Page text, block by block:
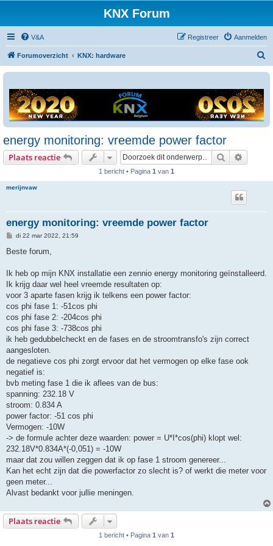
KNX Forum
V&A Aanmelden
Registreer
Forumoverzicht KNX: hardware
energy monitoring: vreemde power factor
Plaats reactie Zoek
1 bericht • Pagina 1 van 1
merijnvaw
energy monitoring: vreemde power factor
B
r
h
di 22 mar 2022, 21:59
Beste forum,
Ik heb op mijn KNX installatie een zennio energy monitoring geïnstalleerd.
Ik krijg daar wel heel vreemde resultaten op:
voor 3 aparte fasen krijg ik telkens een power factor:
cos phi fase 1: -51cos phi
cos phi fase 2: -204cos phi
cos phi fase 3: -738cos phi
ik heb gedubbelcheckt en de fases en de stroomtransfo's zijn correct
aangesloten.
de negatieve cos phi zorgt ervoor dat het vermogen op elke fase ook
negatief is:
bvb meting fase 1 die ik aflees van de bus:
spanning: 232.18 V
stroom: 0.834 A
power factor: -51 cos phi
Vermogen: -10W
-> de formule achter deze waarden: power = U*I*cos(phi) klopt wel:
232.18V*0.834A*(-0,051) = -10W
maar dat zou willen zeggen dat ik op fase 1 stroom genereer...
Kan het echt zijn dat die powerfactor zo slecht is? of werkt die meter voor
geen meter...
Alvast bedankt voor jullie meningen.
Plaats reactie
1 bericht • Pagina 1 van 1